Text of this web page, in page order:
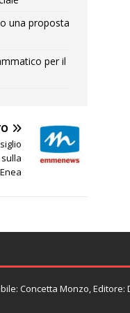
una proposta
per il
Concetta Monzo, Editore: